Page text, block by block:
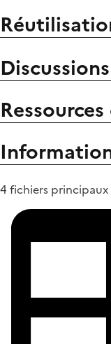
Discussions
4 fichiers principaux